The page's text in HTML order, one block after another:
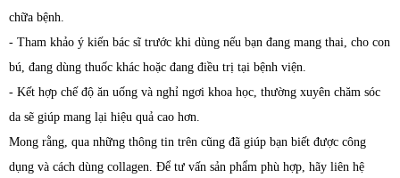
chữa bệnh.
- Tham khảo ý kiến bác sĩ trước khi dùng nếu bạn đang mang thai, cho con
bú, đang dùng thuốc khác hoặc đang điều trị tại bệnh viện.
- Kết hợp chế độ ăn uống và nghỉ ngơi khoa học, thường xuyên chăm sóc
da sẽ giúp mang lại hiệu quả cao hơn.
Mong rằng, qua những thông tin trên cũng đã giúp bạn biết được công
dụng và cách dùng collagen. Để tư vấn sản phẩm phù hợp, hãy liên hệ